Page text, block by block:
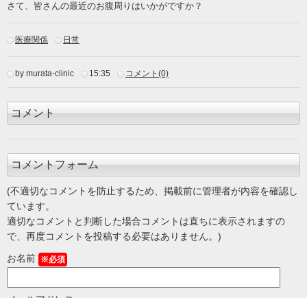
さて、皆さんの最近のお腹周りはいかがですか？
医療関係 日常
by murata-clinic 15:35 コメント(0)
コメント
コメントフォーム
(不適切なコメントを防止するため、掲載前に管理者が内容を確認し
ています。
適切なコメントと判断した場合コメントは直ちに表示されますの
で、再度コメントを投稿する必要はありません。)
お名前 ※必須